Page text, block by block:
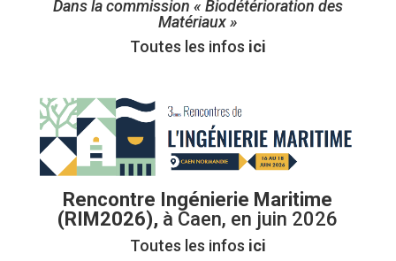
Dans la commission « Biodétérioration des
Matériaux »
Toutes les infos ici
Rencontre Ingénierie Maritime
(RIM2026), à Caen, en juin 2026
Toutes les infos ici